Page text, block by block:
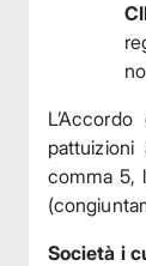
pattuizioni
comma 5,
Società i